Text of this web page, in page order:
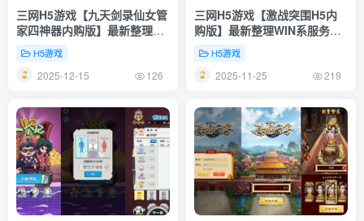
三网H5游戏【九天剑录仙女管
家四神器内购版】最新整理单
机一键即玩镜像端+Linux手工
服务端+管理后台+GM授权后
台+简易安卓客户端+详细搭建
H5游戏
2025-12-15 126
三网H5游戏【激战突围H5内
购版】最新整理WIN系服务端
+Linux手工服务端+详细搭建
教程H5游戏
2025-11-25 219